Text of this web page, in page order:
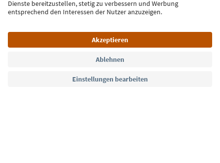
Jetzt anmelden